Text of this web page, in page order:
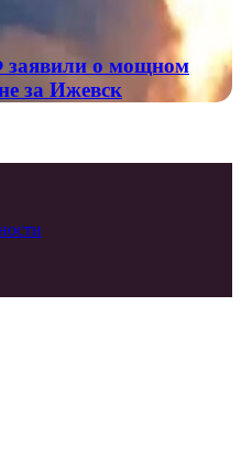
о мощном
за Ижевск